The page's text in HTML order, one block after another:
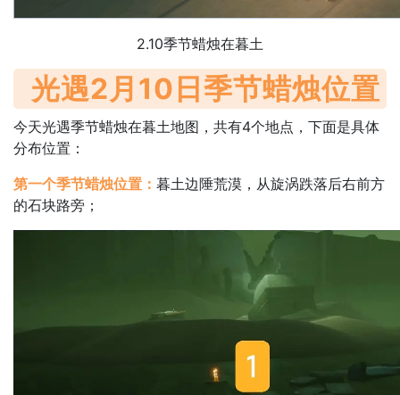
2.10季节蜡烛在暮土
光遇2月10日季节蜡烛位置
今天光遇季节蜡烛在暮土地图，共有4个地点，下面是具体
分布位置：
第一个季节蜡烛位置： 暮土边陲荒漠，从旋涡跌落后右前方
的石块路旁；